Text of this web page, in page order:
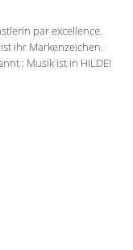
par excellence.
ihr Markenzeichen.
: Musik ist in HILDE!